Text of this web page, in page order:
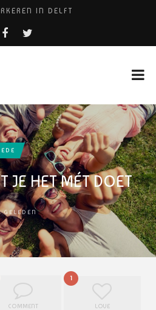
IN DELFT
POMPEÏ ￼
VAN FILM BIJ KINEPOLIS
JE HET MÉT DOET
COMMENT
1
LOVE